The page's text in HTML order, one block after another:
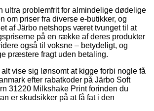
ultra problemfrit for almindelige dødelige
om priser fra diverse e-butikker, og
af Järbo netshops været tvunget til at
på en række af deres produkter
også til voksne – betydeligt, og
præstere fragt uden betaling.
vise sig lønsomt at kigge forbi nogle få
efter rabatkoder på Järbo Soft
31220 Milkshake Print forinden du
er skudsikker på at få fat i den